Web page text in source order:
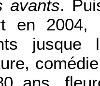
avants.
en 2004,